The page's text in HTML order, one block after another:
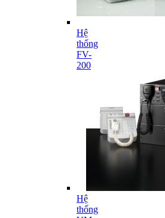
Hệ
thống
FV-
200
Hệ
thống